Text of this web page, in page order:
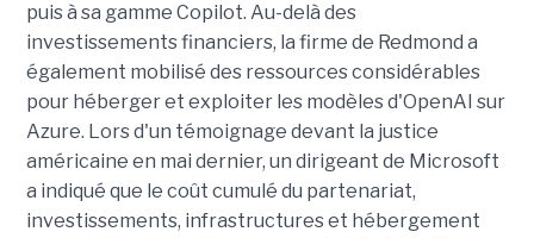
puis à sa gamme Copilot. Au-delà des
investissements financiers, la firme de Redmond a
également mobilisé des ressources considérables
pour héberger et exploiter les modèles d'OpenAI sur
Azure. Lors d'un témoignage devant la justice
américaine en mai dernier, un dirigeant de Microsoft
a indiqué que le coût cumulé du partenariat,
investissements, infrastructures et hébergement